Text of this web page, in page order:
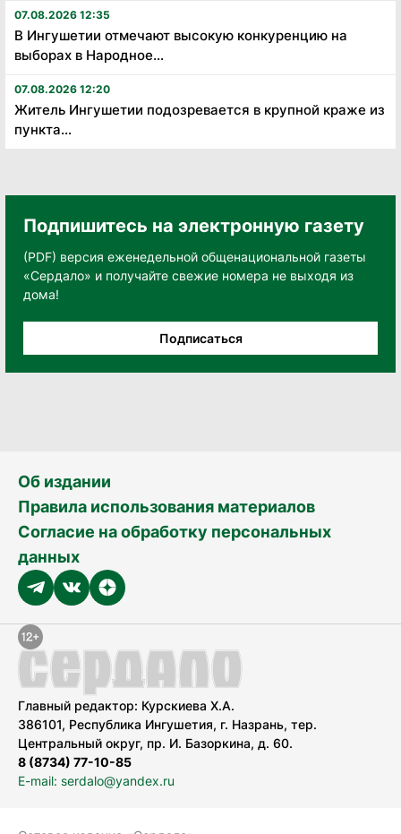
07.08.2026 12:35
В Ингушетии отмечают высокую конкуренцию на
выборах в Народное...
07.08.2026 12:20
Житель Ингушетии подозревается в крупной краже из
пункта...
Подпишитесь на электронную газету
(PDF) версия еженедельной общенациональной газеты
«Сердало» и получайте свежие номера не выходя из
дома!
Подписаться
Об издании
Правила использования материалов
Согласие на обработку персональных
данных
Главный редактор: Курскиева Х.А.
386101, Республика Ингушетия, г. Назрань, тер.
Центральный округ, пр. И. Базоркина, д. 60.
8 (8734) 77-10-85
E-mail: serdalo@yandex.ru